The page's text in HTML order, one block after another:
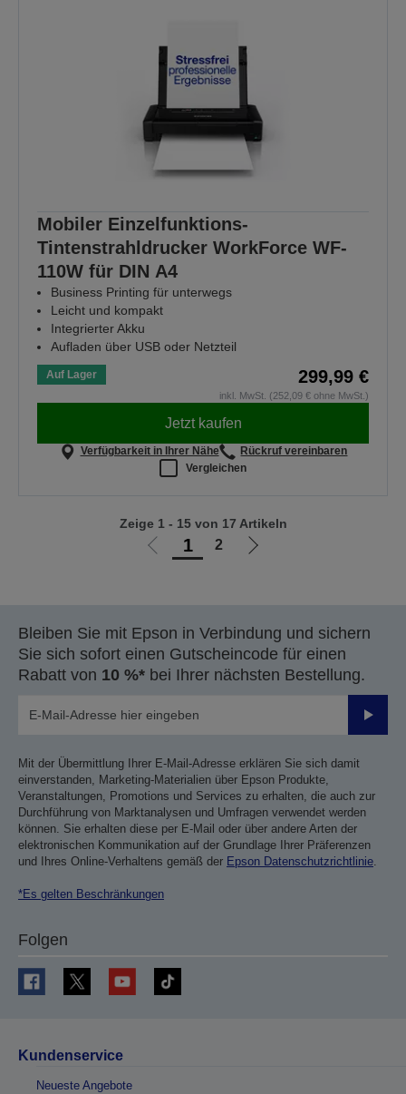
Mobiler Einzelfunktions-
Tintenstrahldrucker WorkForce WF-
110W für DIN A4
Business Printing für unterwegs
Leicht und kompakt
Integrierter Akku
Aufladen über USB oder Netzteil
Auf Lager 299,99 €
inkl. MwSt. (252,09 € ohne MwSt.)
Jetzt kaufen
Verfügbarkeit in Ihrer Nähe
Rückruf vereinbaren
Vergleichen
Zur
1 2
Zur
Zeige 1 - 15 von 17 Artikeln
Bleiben Sie mit Epson in Verbindung und sichern
Sie sich sofort einen Gutscheincode für einen
Rabatt von 10 %* bei Ihrer nächsten Bestellung.
Mit der Übermittlung Ihrer E-Mail-Adresse erklären Sie sich damit
einverstanden, Marketing-Materialien über Epson Produkte,
Veranstaltungen, Promotions und Services zu erhalten, die auch zur
Durchführung von Marktanalysen und Umfragen verwendet werden
können. Sie erhalten diese per E-Mail oder über andere Arten der
elektronischen Kommunikation auf der Grundlage Ihrer Präferenzen
und Ihres Online-Verhaltens gemäß der Epson Datenschutzrichtlinie.
*Es gelten Beschränkungen
Folgen
Kundenservice
Neueste Angebote